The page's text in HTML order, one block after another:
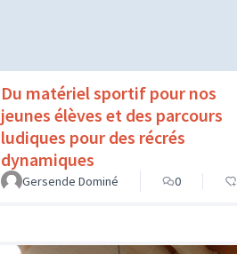
Du matériel sportif pour nos
jeunes élèves et des parcours
ludiques pour des récrés
dynamiques
Gersende Dominé 0